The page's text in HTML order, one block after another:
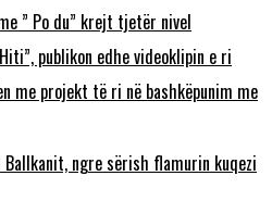
” Po du” krejt tjetër nivel
publikon edhe videoklipin e ri
me projekt të ri në bashkëpunim me
ngre sërish flamurin kuqezi